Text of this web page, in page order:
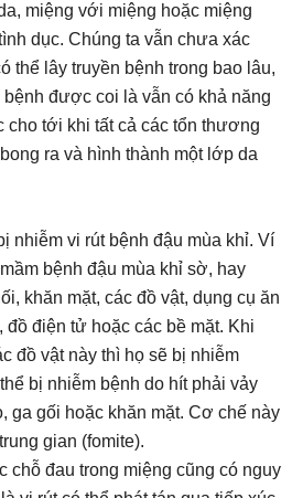
miệng với miệng hoặc miệng
dục. Chúng ta vẫn chưa xác
thể lây truyền bệnh trong bao lâu,
được coi là vẫn có khả năng
cho tới khi tất cả các tổn thương
ra và hình thành một lớp da
nhiễm vi rút bệnh đậu mùa khỉ. Ví
bệnh đậu mùa khỉ sờ, hay
khăn mặt, các đồ vật, dụng cụ ăn
đồ điện tử hoặc các bề mặt. Khi
đồ vật này thì họ sẽ bị nhiễm
bị nhiễm bệnh do hít phải vảy
ga gối hoặc khăn mặt. Cơ chế này
gian (fomite).
chỗ đau trong miệng cũng có nguy